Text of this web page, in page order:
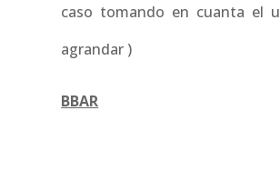
caso tomando en cuanta el
agrandar )
BBAR